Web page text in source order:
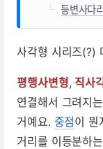
등변사다
사각형 시리즈(?)
평행사변형, 직사
연결해서 그려지
거예요. 중점이 뭔
거리를 이등분하